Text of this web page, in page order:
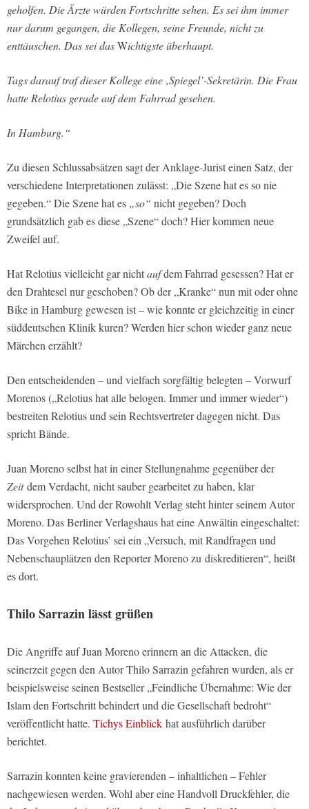
geholfen. Die Ärzte würden Fortschritte sehen. Es sei ihm immer
nur darum gegangen, die Kollegen, seine Freunde, nicht zu
enttäuschen. Das sei dasWichtigste überhaupt.
Tags darauf traf dieser Kollege eine ‚Spiegel’-Sekretärin. Die Frau
hatte Relotius gerade auf dem Fahrrad gesehen.
In Hamburg.“
Zu diesen Schlussabsätzen sagt der Anklage-Jurist einen Satz, der
verschiedene Interpretationen zulässt: „Die Szene hat es so nie
gegeben.“ Die Szene hat es „so“ nicht gegeben? Doch
grundsätzlich gab es diese „Szene“ doch? Hier kommen neue
Zweifel auf.
Hat Relotius vielleicht gar nichtaufdem Fahrrad gesessen? Hat er
den Drahtesel nur geschoben? Ob der „Kranke“ nun mit oder ohne
Bike in Hamburg gewesen ist – wie konnte er gleichzeitig in einer
süddeutschen Klinik kuren? Werden hier schon wieder ganz neue
Märchen erzählt?
Den entscheidenden – und vielfach sorgfältig belegten – Vorwurf
Morenos („Relotius hat alle belogen. Immer und immer wieder“)
bestreiten Relotius und sein Rechtsvertreter dagegen nicht. Das
spricht Bände.
Juan Moreno selbst hat in einer Stellungnahme gegenüber der
Zeit dem Verdacht, nicht sauber gearbeitet zu haben, klar
widersprochen. Und der Rowohlt Verlag steht hinter seinem Autor
Moreno. Das Berliner Verlagshaus hat eine Anwältin eingeschaltet:
Das Vorgehen Relotius’ sei ein „Versuch, mit Randfragen und
Nebenschauplätzen den Reporter Moreno zu diskreditieren“, heißt
es dort.
Thilo Sarrazin lässt grüßen
Die Angriffe auf Juan Moreno erinnern an die Attacken, die
seinerzeit gegen den Autor Thilo Sarrazin gefahren wurden, als er
beispielsweise seinen Bestseller „Feindliche Übernahme: Wie der
Islam den Fortschritt behindert und die Gesellschaft bedroht“
veröffentlicht hatte. Tichys Einblick hat ausführlich darüber
berichtet.
Sarrazin konnten keine gravierenden – inhaltlichen – Fehler
nachgewiesen werden. Wohl aber eine Handvoll Druckfehler, die